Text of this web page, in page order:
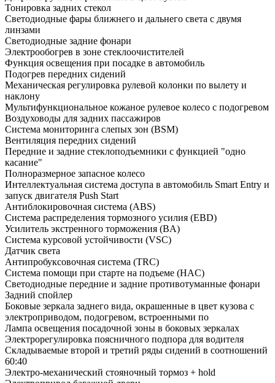
Тонировка задних стекол
Светодиодные фары ближнего и дальнего света с двумя
линзами
Светодиодные задние фонари
Электрообогрев в зоне стеклоочистителей
Функция освещения при посадке в автомобиль
Подогрев передних сидений
Механическая регулировка рулевой колонки по вылету и
наклону
Мультифункциональное кожаное рулевое колесо с подогревом
Воздуховоды для задних пассажиров
Система мониторинга слепых зон (BSM)
Вентиляция передних сидений
Передние и задние стеклоподъемники с функцией "одно
касание"
Полноразмерное запасное колесо
Интеллектуальная система доступа в автомобиль Smart Entry и
запуск двигателя Push Start
Антиблокировочная система (ABS)
Система распределения тормозного усилия (EBD)
Усилитель экстренного торможения (BA)
Система курсовой устойчивости (VSC)
Датчик света
Антипробуксовочная система (TRC)
Система помощи при старте на подъеме (HAC)
Светодиодные передние и задние противотуманные фонари
Задний спойлер
Боковые зеркала заднего вида, окрашенные в цвет кузова с
электроприводом, подогревом, встроенными по
Лампа освещения посадочной зоны в боковых зеркалах
Электрорегулировка поясничного подпора для водителя
Складываемые второй и третий ряды сидений в соотношений
60:40
Электро-механический стояночный тормоз + hold